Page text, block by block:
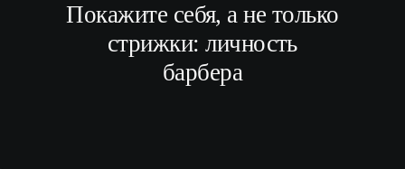
МОДЕЛЯМ
ВЫПУСКНИКИ
Покажите себя, а не только
стрижки: личность
барбера